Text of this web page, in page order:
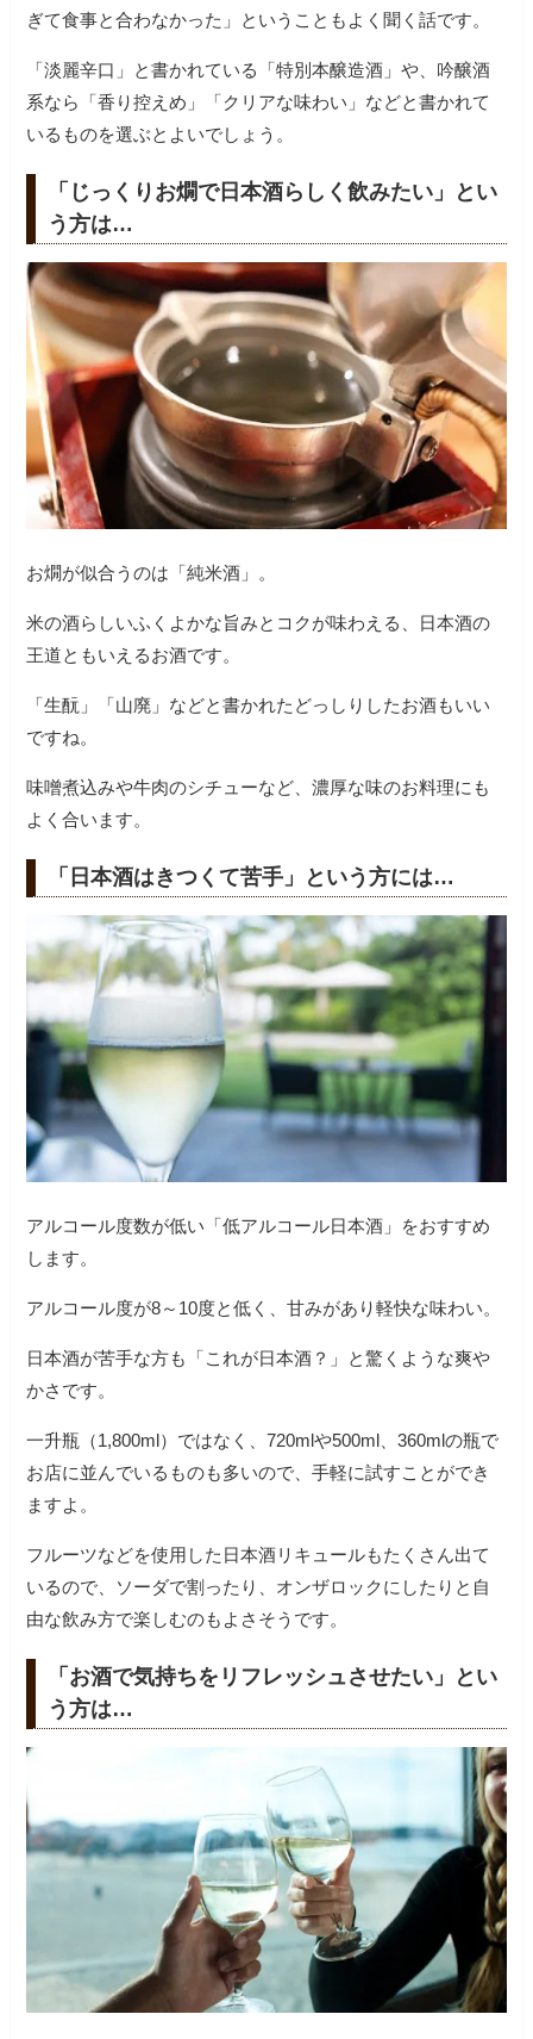
ぎて食事と合わなかった」ということもよく聞く話です。
「淡麗辛口」と書かれている「特別本醸造酒」や、吟醸酒
系なら「香り控えめ」「クリアな味わい」などと書かれて
いるものを選ぶとよいでしょう。
「じっくりお燗で日本酒らしく飲みたい」とい
う方は…
お燗が似合うのは「純米酒」。
米の酒らしいふくよかな旨みとコクが味わえる、日本酒の
王道ともいえるお酒です。
「生酛」「山廃」などと書かれたどっしりしたお酒もいい
ですね。
味噌煮込みや牛肉のシチューなど、濃厚な味のお料理にも
よく合います。
「日本酒はきつくて苦手」という方には…
アルコール度数が低い「低アルコール日本酒」をおすすめ
します。
アルコール度が8～10度と低く、甘みがあり軽快な味わい。
日本酒が苦手な方も「これが日本酒？」と驚くような爽や
かさです。
一升瓶（1,800ml）ではなく、720mlや500ml、360mlの瓶で
お店に並んでいるものも多いので、手軽に試すことができ
ますよ。
フルーツなどを使用した日本酒リキュールもたくさん出て
いるので、ソーダで割ったり、オンザロックにしたりと自
由な飲み方で楽しむのもよさそうです。
「お酒で気持ちをリフレッシュさせたい」とい
う方は…